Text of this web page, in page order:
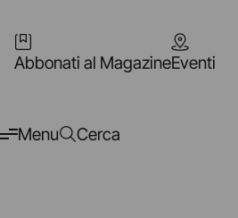
Abbonati al MagazineEventi
Menu Cerca